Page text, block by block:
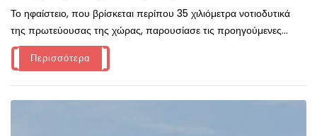
Το ηφαίστειο, που βρίσκεται περίπου 35 χιλιόμετρα νοτιοδυτικά
της πρωτεύουσας της χώρας, παρουσίασε τις προηγούμενες...
Περισσότερα